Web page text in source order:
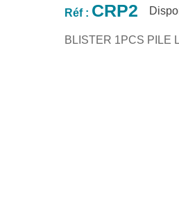
Réf : CRP2
BLISTER 1PCS PILE